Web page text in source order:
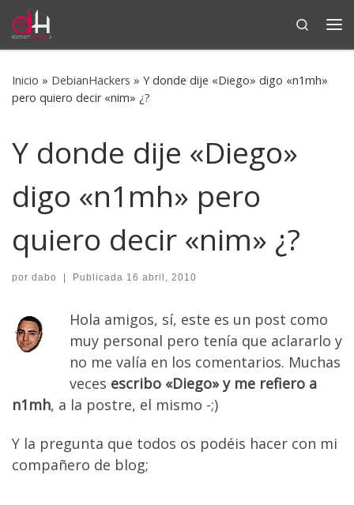
Saltar al contenido
Search
Inicio » DebianHackers » Y donde dije «Diego» digo «n1mh»
pero quiero decir «nim» ¿?
Y donde dije «Diego»
digo «n1mh» pero
quiero decir «nim» ¿?
por dabo | Publicada 16 abril, 2010
Hola amigos, sí, este es un post como
muy personal pero tenía que aclararlo y
no me valía en los comentarios. Muchas
veces escribo «Diego» y me refiero a
n1mh, a la postre, el mismo -;)
Y la pregunta que todos os podéis hacer con mi
compañero de blog;